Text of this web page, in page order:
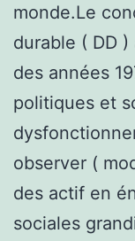
monde.Le
durable ( DD
des années
politiques et
observer (
des actif en
sociales